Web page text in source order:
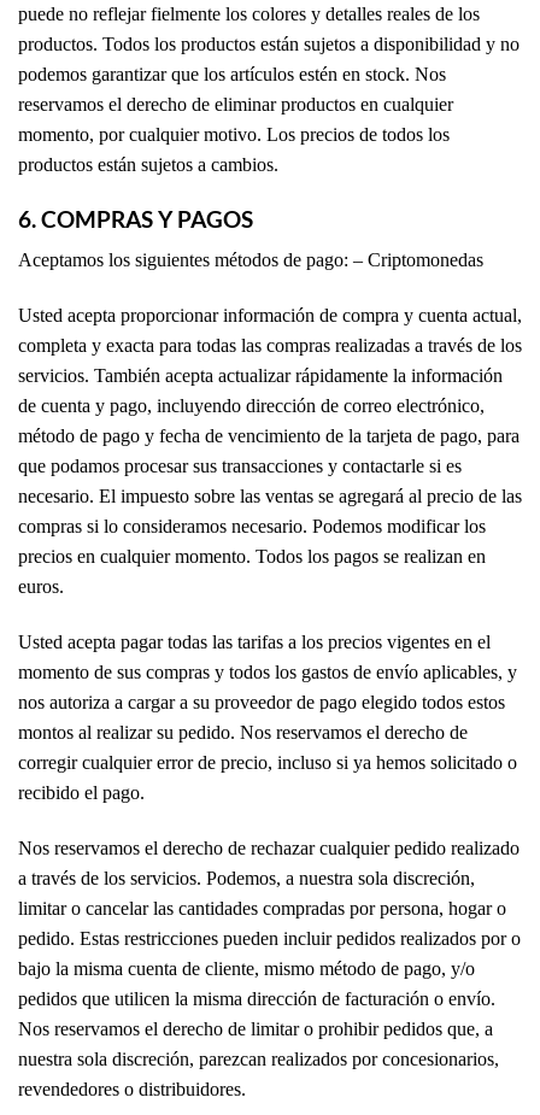
puede no reflejar fielmente los colores y detalles reales de los
productos. Todos los productos están sujetos a disponibilidad y no
podemos garantizar que los artículos estén en stock. Nos
reservamos el derecho de eliminar productos en cualquier
momento, por cualquier motivo. Los precios de todos los
productos están sujetos a cambios.
6. COMPRAS Y PAGOS
Aceptamos los siguientes métodos de pago: – Criptomonedas
Usted acepta proporcionar información de compra y cuenta actual,
completa y exacta para todas las compras realizadas a través de los
servicios. También acepta actualizar rápidamente la información
de cuenta y pago, incluyendo dirección de correo electrónico,
método de pago y fecha de vencimiento de la tarjeta de pago, para
que podamos procesar sus transacciones y contactarle si es
necesario. El impuesto sobre las ventas se agregará al precio de las
compras si lo consideramos necesario. Podemos modificar los
precios en cualquier momento. Todos los pagos se realizan en
euros.
Usted acepta pagar todas las tarifas a los precios vigentes en el
momento de sus compras y todos los gastos de envío aplicables, y
nos autoriza a cargar a su proveedor de pago elegido todos estos
montos al realizar su pedido. Nos reservamos el derecho de
corregir cualquier error de precio, incluso si ya hemos solicitado o
recibido el pago.
Nos reservamos el derecho de rechazar cualquier pedido realizado
a través de los servicios. Podemos, a nuestra sola discreción,
limitar o cancelar las cantidades compradas por persona, hogar o
pedido. Estas restricciones pueden incluir pedidos realizados por o
bajo la misma cuenta de cliente, mismo método de pago, y/o
pedidos que utilicen la misma dirección de facturación o envío.
Nos reservamos el derecho de limitar o prohibir pedidos que, a
nuestra sola discreción, parezcan realizados por concesionarios,
revendedores o distribuidores.